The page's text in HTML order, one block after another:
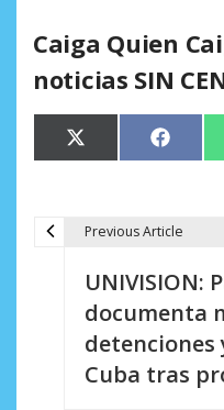
Caiga Quien
noticias SIN
Compartir
en
X
(Twitter) en
Previous Article
UNIVISION:
documenta
detenciones
Cuba tras